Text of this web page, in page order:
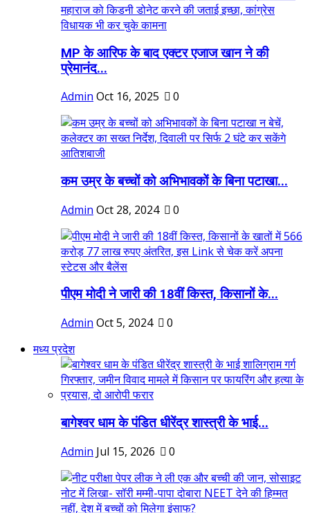
MP के आरिफ के बाद एक्टर एजाज खान ने की
प्रेमानंद...
Admin Oct 16, 2025 0
कम उम्र के बच्चों को अभिभावकों के बिना पटाखा...
Admin Oct 28, 2024 0
पीएम मोदी ने जारी की 18वीं किस्त, किसानों के...
Admin Oct 5, 2024
0
मध्य प्रदेश
बागेश्वर धाम के पंडित धीरेंद्र शास्त्री के भाई...
Admin Jul 15, 2026 0